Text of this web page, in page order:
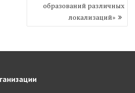
образований различных
локализаций»